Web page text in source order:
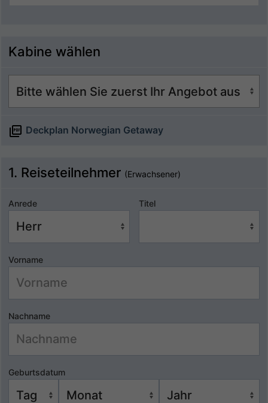
Kabine wählen
Deckplan Norwegian Getaway
1. Reiseteilnehmer (Erwachsener)
Anrede Titel
Vorname
Nachname
Geburtsdatum